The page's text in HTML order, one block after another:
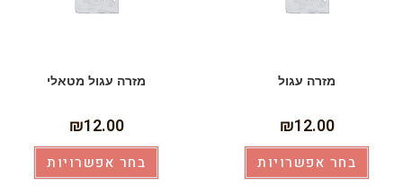
מזרה עגול
₪12.00
בחר אפשרויות
מזרה עגול מטאלי
₪12.00
בחר אפשרויות